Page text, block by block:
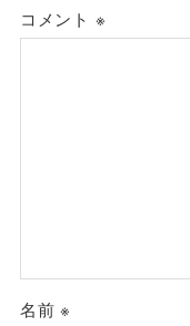
コメント ※
名前※